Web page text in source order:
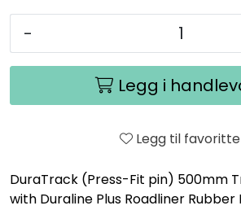
-
Legg i
Legg til
DuraTrack (Press-Fit pin) 500mm
with Duraline Plus Roadliner Rubber